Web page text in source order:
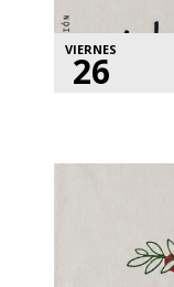
VIERNES
26